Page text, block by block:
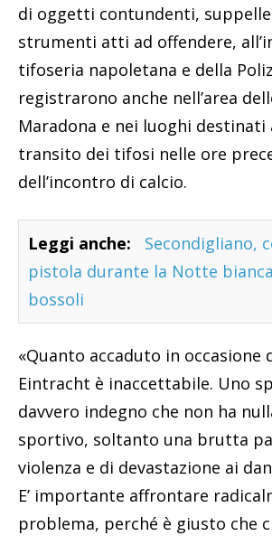
di oggetti contundenti,
strumenti atti ad offendere,
tifoseria napoletana e della
registrarono anche nell’area
Maradona e nei luoghi destinati
transito dei tifosi nelle ore
dell’incontro di calcio.
Leggi anche:
Secondigliano,
pistola durante la Notte
bossoli
«Quanto accaduto in occasione
Eintracht è inaccettabile. Uno
davvero indegno che non ha
sportivo, soltanto una brutta
violenza e di devastazione ai
E’ importante affrontare
problema, perché è giusto che